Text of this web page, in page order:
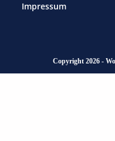
Impressum
Copyright 2026 -